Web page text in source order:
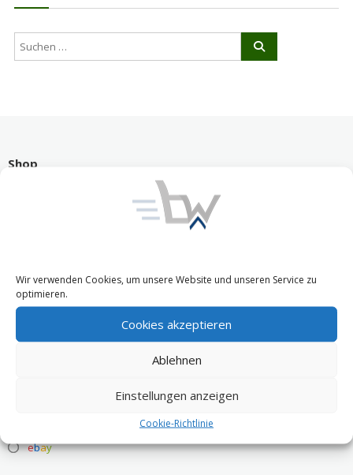
Wir verwenden Cookies, um unsere Website und unseren Service zu
optimieren.
Cookies akzeptieren
Ablehnen
Einstellungen anzeigen
Cookie-Richtlinie
Shop
Warenkorb
Checkout
ebay